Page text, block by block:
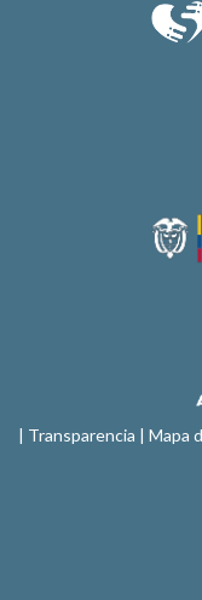
| Transparencia | Mapa